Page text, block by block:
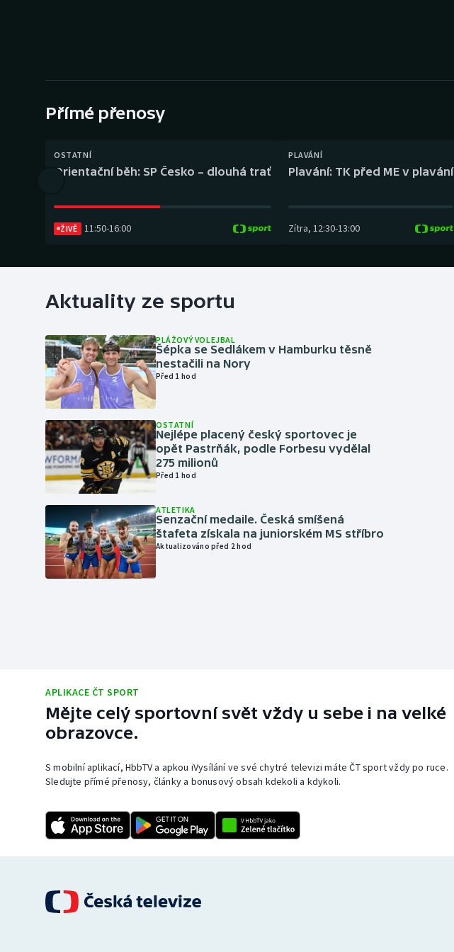
Gymnastika Plážový volejbal
Přímé přenosy
OSTATNÍ
Orientační běh: SP Česko – dlouhá trať
ŽIVĚ 11:50-16:00
PLAVÁNÍ
Plavání: TK před ME v plavání
Zítra, 12:30-13:00
Aktuality ze sportu
PLÁŽOVÝ VOLEJBAL
Šépka se Sedlákem v Hamburku těsně
nestačili na Nory
Před 1 hod
OSTATNÍ
Nejlépe placený český sportovec je
opět Pastrňák, podle Forbesu vydělal
275 milionů
Před 1 hod
ATLETIKA
Senzační medaile. Česká smíšená
štafeta získala na juniorském MS stříbro
Aktualizováno před 2 hod
APLIKACE ČT SPORT
Mějte celý sportovní svět vždy u sebe i na velké
obrazovce.
S mobilní aplikací, HbbTV a apkou iVysílání ve své chytré televizi máte ČT sport vždy po ruce.
Sledujte přímé přenosy, články a bonusový obsah kdekoli a kdykoli.